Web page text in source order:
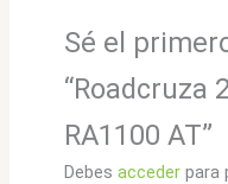
Sé el
“Roadcruza
RA1100 AT”
Debes accederpara